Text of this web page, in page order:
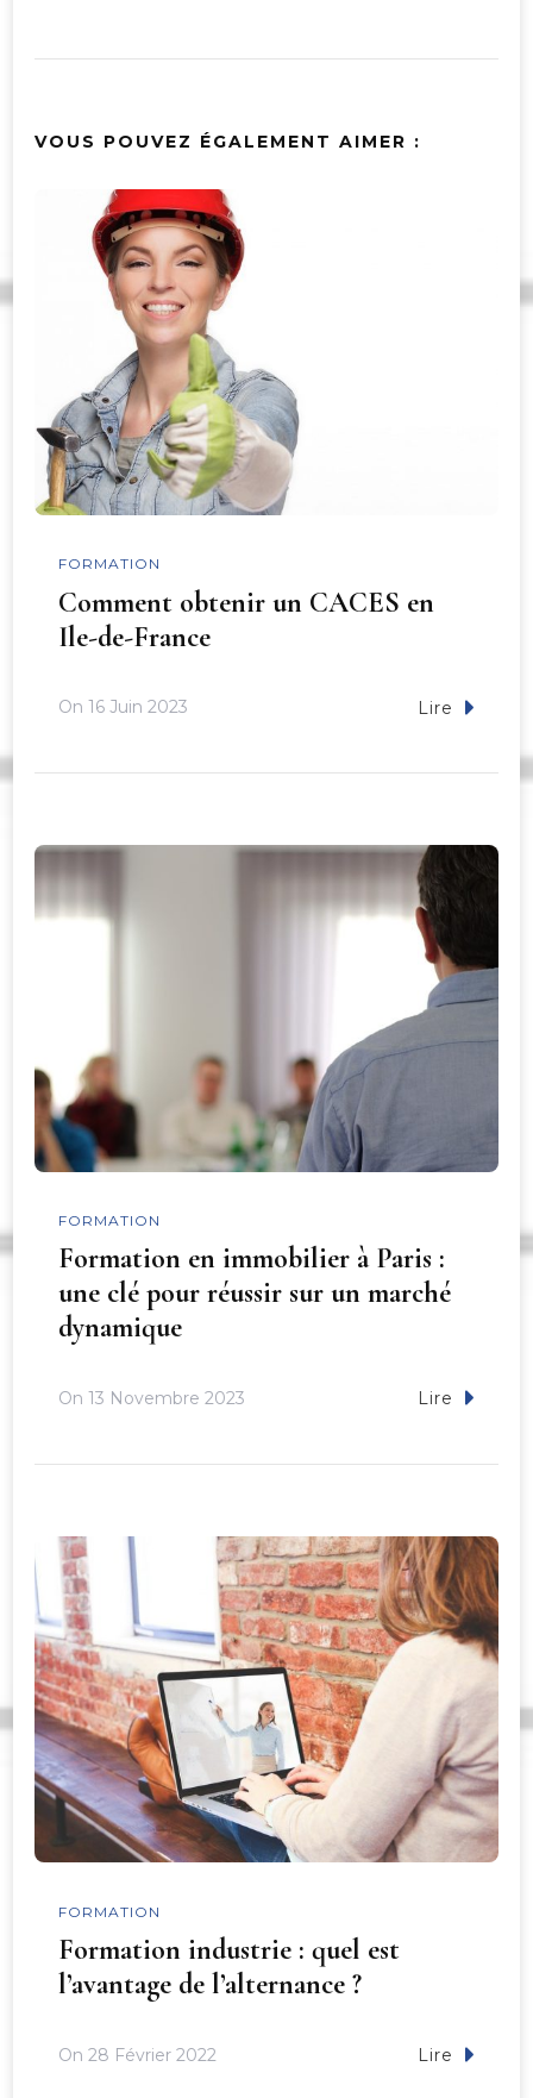
VOUS POUVEZ ÉGALEMENT AIMER :
FORMATION
Comment obtenir un CACES en
Ile-de-France
On 16 Juin 2023 Lire
FORMATION
Formation en immobilier à Paris :
une clé pour réussir sur un marché
dynamique
On 13 Novembre 2023 Lire
FORMATION
Formation industrie : quel est
l’avantage de l’alternance ?
On 28 Février 2022 Lire